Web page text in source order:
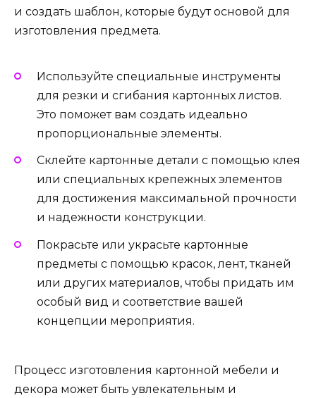
и создать шаблон, которые будут основой для
изготовления предмета.
Используйте специальные инструменты
для резки и сгибания картонных листов.
Это поможет вам создать идеально
пропорциональные элементы.
Склейте картонные детали с помощью клея
или специальных крепежных элементов
для достижения максимальной прочности
и надежности конструкции.
Покрасьте или украсьте картонные
предметы с помощью красок, лент, тканей
или других материалов, чтобы придать им
особый вид и соответствие вашей
концепции мероприятия.
Процесс изготовления картонной мебели и
декора может быть увлекательным и